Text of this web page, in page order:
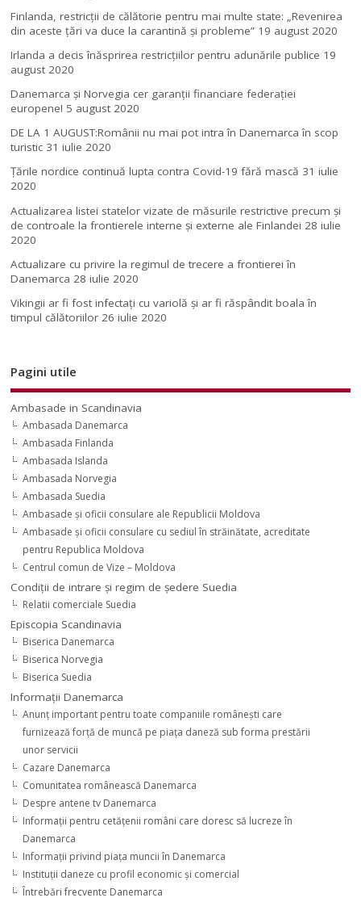
Finlanda, restricţii de călătorie pentru mai multe state: „Revenirea
din aceste ţări va duce la carantină şi probleme” 19 august 2020
Irlanda a decis înăsprirea restricțiilor pentru adunările publice 19
august 2020
Danemarca și Norvegia cer garanții financiare federației
europene! 5 august 2020
DE LA 1 AUGUST:Românii nu mai pot intra în Danemarca în scop
turistic 31 iulie 2020
Țările nordice continuă lupta contra Covid-19 fără mască 31 iulie
2020
Actualizarea listei statelor vizate de măsurile restrictive precum și
de controale la frontierele interne și externe ale Finlandei 28 iulie
2020
Actualizare cu privire la regimul de trecere a frontierei în
Danemarca 28 iulie 2020
Vikingii ar fi fost infectaţi cu variolă şi ar fi răspândit boala în
timpul călătoriilor 26 iulie 2020
Pagini utile
Ambasade in Scandinavia
Ambasada Danemarca
Ambasada Finlanda
Ambasada Islanda
Ambasada Norvegia
Ambasada Suedia
Ambasade şi oficii consulare ale Republicii Moldova
Ambasade şi oficii consulare cu sediul în străinătate, acreditate
pentru Republica Moldova
Centrul comun de Vize – Moldova
Condiţii de intrare şi regim de şedere Suedia
Relatii comerciale Suedia
Episcopia Scandinavia
Biserica Danemarca
Biserica Norvegia
Biserica Suedia
Informaţii Danemarca
Anunţ important pentru toate companiile româneşti care
furnizează forţă de muncă pe piaţa daneză sub forma prestării
unor servicii
Cazare Danemarca
Comunitatea românească Danemarca
Despre antene tv Danemarca
Informaţii pentru cetăţenii români care doresc să lucreze în
Danemarca
Informaţii privind piaţa muncii în Danemarca
Instituţii daneze cu profil economic şi comercial
Întrebări frecvente Danemarca